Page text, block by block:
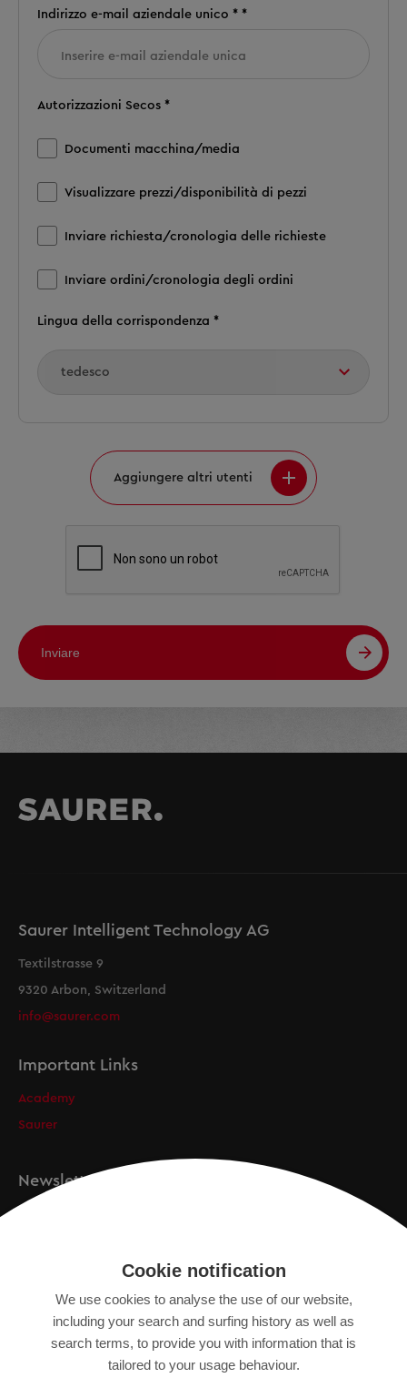
Indirizzo e-mail aziendale unico * *
Autorizzazioni Secos *
Documenti macchina/media
Visualizzare prezzi/disponibilità di pezzi
Inviare richiesta/cronologia delle richieste
Inviare ordini/cronologia degli ordini
Lingua della corrispondenza *
Aggiungere altri utenti
Inviare
Saurer Intelligent Technology AG
Textilstrasse 9
9320 Arbon, Switzerland
info@saurer.com
Important Links
Academy
Saurer
Newsletter
IMPRINT
DATA PROTECTION DECLARATION
Cookie notification
We use cookies to analyse the use of our website,
including your search and surfing history as well as
search terms, to provide you with information that is
tailored to your usage behaviour.